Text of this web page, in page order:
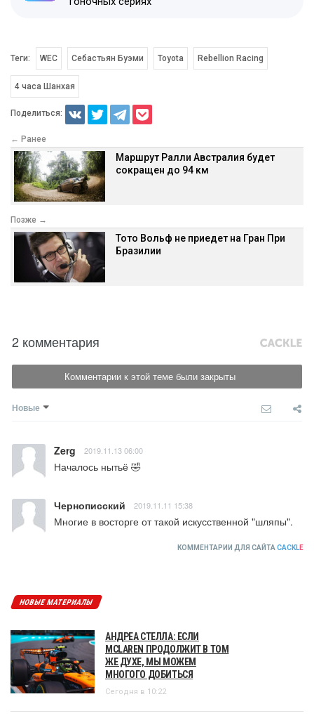
Теги: WEC Себастьян Буэми Toyota Rebellion Racing
4 часа Шанхая
Поделиться:
← Ранее
Маршрут Ралли Австралия будет
сокращен до 94 км
Позже →
Тото Вольф не приедет на Гран При
Бразилии
2 комментария
Комментарии к этой теме были закрыты
Новые
Zerg 2019.11.13 06:00
Началось нытьё 🤣
Чернописский 2019.11.11 15:38
Многие в восторге от такой искусственной "шляпы".
КОММЕНТАРИИ ДЛЯ САЙТА CACKLE
НОВЫЕ МАТЕРИАЛЫ
АНДРЕА СТЕЛЛА: ЕСЛИ
MCLAREN ПРОДОЛЖИТ В ТОМ
ЖЕ ДУХЕ, МЫ МОЖЕМ
МНОГОГО ДОБИТЬСЯ
Сегодня в 10:22